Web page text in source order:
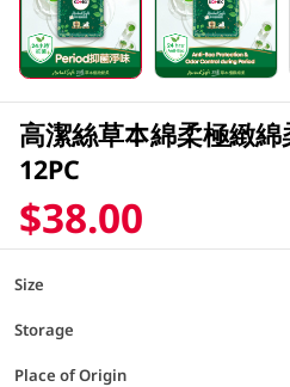
高潔絲草本綿柔極緻
12PC
$38.00
Size
Storage
Place of Origin